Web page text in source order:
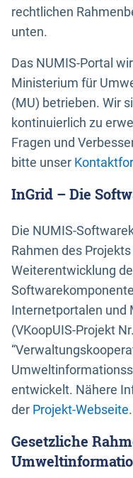
rechtlichen
unten.
Das NUMIS-Portal
Ministerium für
(MU) betrieben. Wir
kontinuierlich zu
Fragen und
bitte unser
InGrid – Die
Die NUMIS-
Rahmen des Projekts
Weiterentwicklung
Internetportalen und
(VKoopUIS-Projekt
entwickelt. Nähere
der Projekt-Webseite.
Gesetzliche